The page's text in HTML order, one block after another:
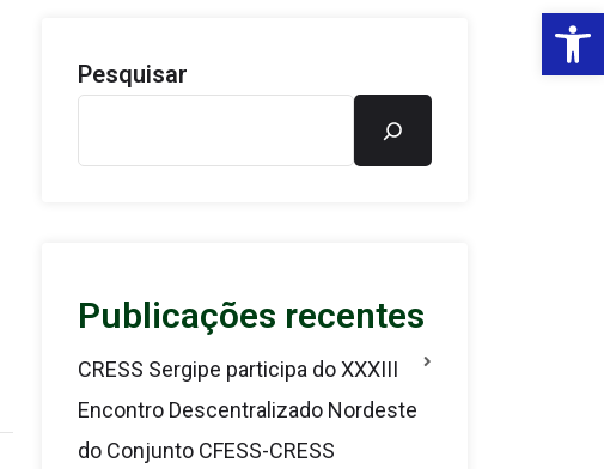
Pesquisar
Publicações recentes
CRESS Sergipe participa do XXXIII
Encontro Descentralizado Nordeste
do Conjunto CFESS-CRESS